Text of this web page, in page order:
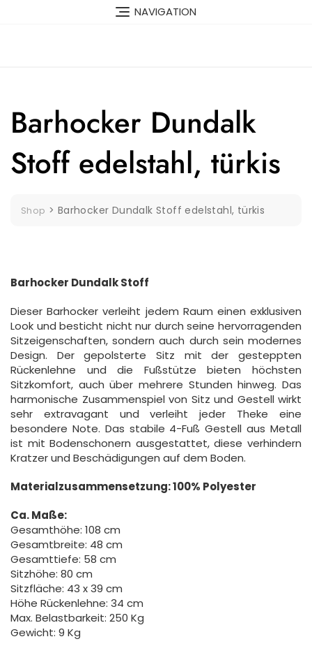
NAVIGATION
Barhocker Dundalk
Stoff edelstahl, türkis
Shop > Barhocker Dundalk Stoff edelstahl, türkis
Barhocker Dundalk Stoff
Dieser Barhocker verleiht jedem Raum einen exklusiven
Look und besticht nicht nur durch seine hervorragenden
Sitzeigenschaften, sondern auch durch sein modernes
Design. Der gepolsterte Sitz mit der gesteppten
Rückenlehne und die Fußstütze bieten höchsten
Sitzkomfort, auch über mehrere Stunden hinweg. Das
harmonische Zusammenspiel von Sitz und Gestell wirkt
sehr extravagant und verleiht jeder Theke eine
besondere Note. Das stabile 4-Fuß Gestell aus Metall
ist mit Bodenschonern ausgestattet, diese verhindern
Kratzer und Beschädigungen auf dem Boden.
Materialzusammensetzung: 100% Polyester
Ca. Maße:
Gesamthöhe: 108 cm
Gesamtbreite: 48 cm
Gesamttiefe: 58 cm
Sitzhöhe: 80 cm
Sitzfläche: 43 x 39 cm
Höhe Rückenlehne: 34 cm
Max. Belastbarkeit: 250 Kg
Gewicht: 9 Kg